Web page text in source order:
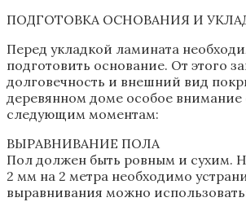
ПОДГОТОВКА ОСНОВАНИЯ И
Перед укладкой ламината
подготовить основание. От этого
долговечность и внешний вид
деревянном доме особое внимание
следующим моментам:
ВЫРАВНИВАНИЕ ПОЛА
Пол должен быть ровным и сухим.
2 мм на 2 метра необходимо
выравнивания можно